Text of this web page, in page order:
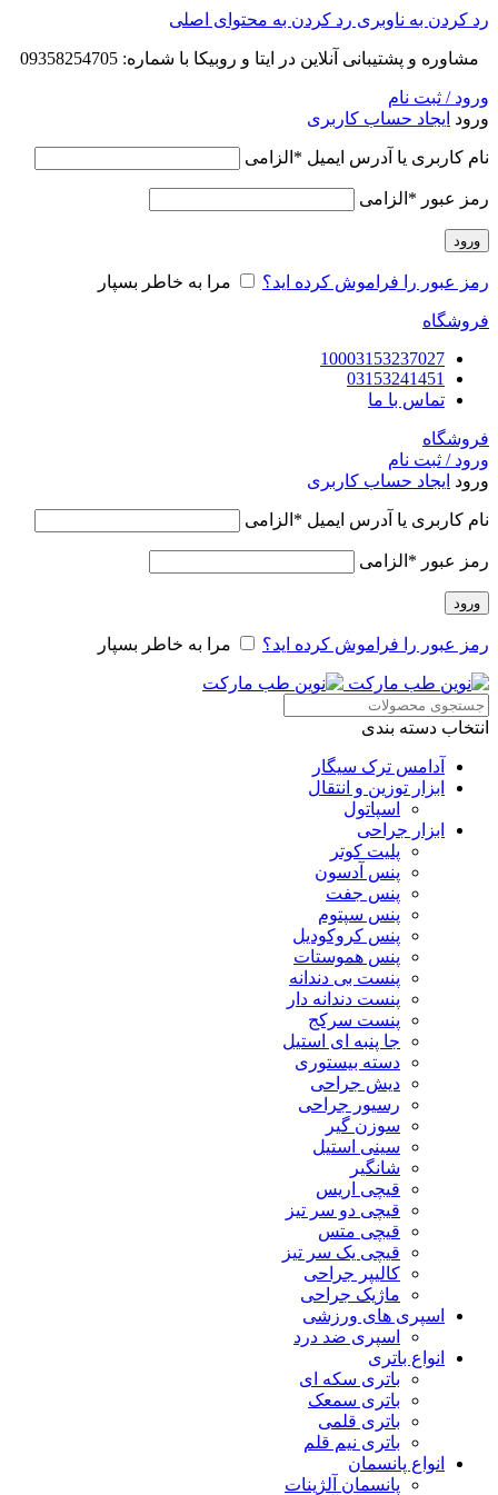
رد کردن به ناوبری رد کردن به محتوای اصلی
مشاوره و پشتیبانی آنلاین در ایتا و روبیکا با شماره: 09358254705
ورود / ثبت نام
ورود ایجاد حساب کاربری
نام کاربری یا آدرس ایمیل * الزامی
رمز عبور * الزامی
ورود
رمز عبور را فراموش کرده اید؟ مرا به خاطر بسپار
فروشگاه
10003153237027
03153241451
تماس با ما
فروشگاه
ورود / ثبت نام
ورود ایجاد حساب کاربری
نام کاربری یا آدرس ایمیل * الزامی
رمز عبور * الزامی
ورود
رمز عبور را فراموش کرده اید؟ مرا به خاطر بسپار
انتخاب دسته بندی
آدامس ترک سیگار
ابزار توزین و انتقال
اسپاتول
ابزار جراحی
پلیت کوتر
پنس آدسون
پنس جفت
پنس سپتوم
پنس کروکودیل
پنس هموستات
پنست بی دندانه
پنست دندانه دار
پنست سرکج
جا پنبه ای استیل
دسته بیستوری
دیش جراحی
رسیور جراحی
سوزن گیر
سینی استیل
شانگیر
قیچی اریس
قیچی دو سر تیز
قیچی متس
قیچی یک سر تیز
کالیپر جراحی
ماژیک جراحی
اسپری های ورزشی
اسپری ضد درد
انواع باتری
باتری سکه ای
باتری سمعک
باتری قلمی
باتری نیم قلم
انواع پانسمان
پانسمان آلژینات